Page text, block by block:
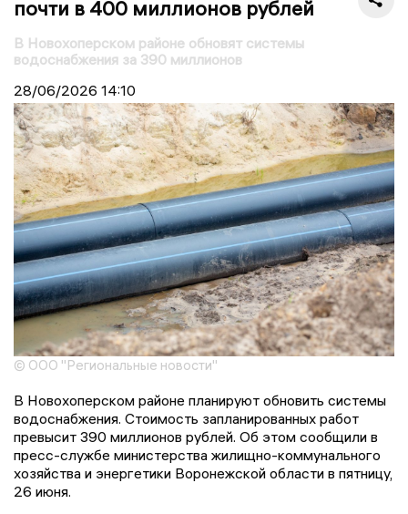
почти в 400 миллионов рублей
В Новохоперском районе обновят системы
водоснабжения за 390 миллионов
28/06/2026 14:10
© ООО "Региональные новости"
В Новохоперском районе планируют обновить системы
водоснабжения. Стоимость запланированных работ
превысит 390 миллионов рублей. Об этом сообщили в
пресс-службе министерства жилищно-коммунального
хозяйства и энергетики Воронежской области в пятницу,
26 июня.